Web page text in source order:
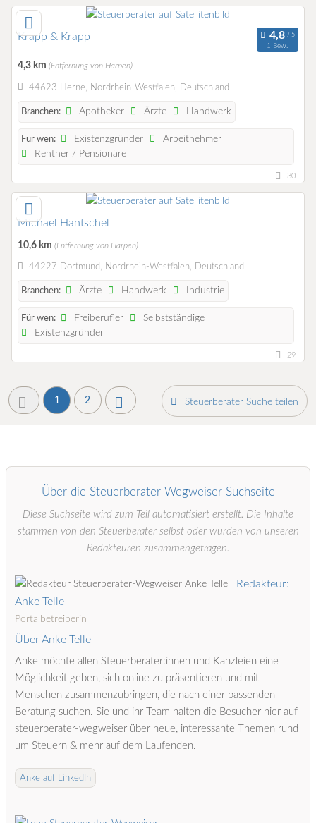
Krapp & Krapp
1 Bew.
4,3 km (Entfernung von Harpen)
44623 Herne, Nordrhein-Westfalen, Deutschland
Branchen: Apotheker Ärzte Handwerk
Für wen: Existenzgründer
Arbeitnehmer
Rentner / Pensionäre
30
Michael Hantschel
10,6 km (Entfernung von Harpen)
44227 Dortmund, Nordrhein-Westfalen, Deutschland
Branchen: Ärzte Handwerk Industrie
Für wen: Freiberufler
Selbstständige
Existenzgründer
29
1 2 Steuerberater Suche teilen
Über die Steuerberater-Wegweiser Suchseite
Diese Suchseite wird zum Teil automatisiert erstellt. Die Inhalte
stammen von den Steuerberater selbst oder wurden von unseren
Redakteuren zusammengetragen.
Redakteur:
Anke Telle
Portalbetreiberin
Über Anke Telle
Anke möchte allen Steuerberater:innen und Kanzleien eine
Möglichkeit geben, sich online zu präsentieren und mit
Menschen zusammenzubringen, die nach einer passenden
Beratung suchen. Sie und ihr Team halten die Besucher hier auf
steuerberater-wegweiser über neue, interessante Themen rund
um Steuern & mehr auf dem Laufenden.
Anke auf LinkedIn